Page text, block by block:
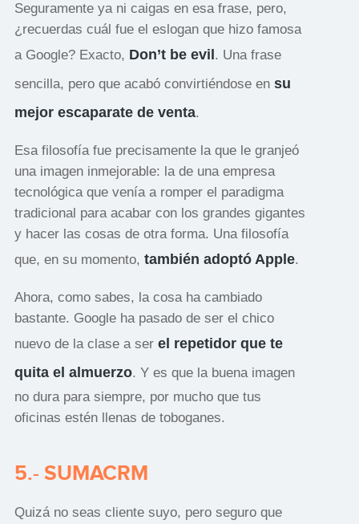
Seguramente ya ni caigas en esa frase, pero,
¿recuerdas cuál fue el eslogan que hizo famosa
a Google? Exacto, Don’t be evil . Una frase
sencilla, pero que acabó convirtiéndose en su
mejor escaparate de venta.
Esa filosofía fue precisamente la que le granjeó
una imagen inmejorable: la de una empresa
tecnológica que venía a romper el paradigma
tradicional para acabar con los grandes gigantes
y hacer las cosas de otra forma. Una filosofía
que, en su momento, también adoptó Apple.
Ahora, como sabes, la cosa ha cambiado
bastante. Google ha pasado de ser el chico
nuevo de la clase a ser el repetidor que te
quita el almuerzo. Y es que la buena imagen
no dura para siempre, por mucho que tus
oficinas estén llenas de toboganes.
5.- SUMACRM
Quizá no seas cliente suyo, pero seguro que